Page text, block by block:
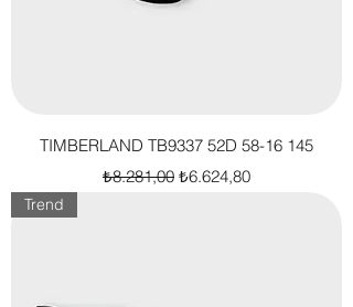
TIMBERLAND TB9337 52D 58-16 145
Normal Fiyat
₺8.281,00 İndirimli Fiyat
₺6.624,80
Trend